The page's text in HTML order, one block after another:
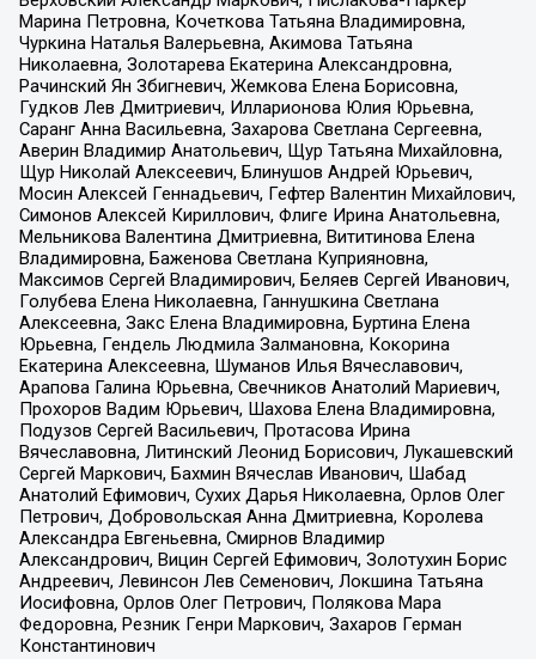
Марина Петровна, Кочеткова Татьяна Владимировна,
Чуркина Наталья Валерьевна, Акимова Татьяна
Николаевна, Золотарева Екатерина Александровна,
Рачинский Ян Збигневич, Жемкова Елена Борисовна,
Гудков Лев Дмитриевич, Илларионова Юлия Юрьевна,
Саранг Анна Васильевна, Захарова Светлана Сергеевна,
Аверин Владимир Анатольевич, Щур Татьяна Михайловна,
Щур Николай Алексеевич, Блинушов Андрей Юрьевич,
Мосин Алексей Геннадьевич, Гефтер Валентин Михайлович,
Симонов Алексей Кириллович, Флиге Ирина Анатольевна,
Мельникова Валентина Дмитриевна, Вититинова Елена
Владимировна, Баженова Светлана Куприяновна,
Максимов Сергей Владимирович, Беляев Сергей Иванович,
Голубева Елена Николаевна, Ганнушкина Светлана
Алексеевна, Закс Елена Владимировна, Буртина Елена
Юрьевна, Гендель Людмила Залмановна, Кокорина
Екатерина Алексеевна, Шуманов Илья Вячеславович,
Арапова Галина Юрьевна, Свечников Анатолий Мариевич,
Прохоров Вадим Юрьевич, Шахова Елена Владимировна,
Подузов Сергей Васильевич, Протасова Ирина
Вячеславовна, Литинский Леонид Борисович, Лукашевский
Сергей Маркович, Бахмин Вячеслав Иванович, Шабад
Анатолий Ефимович, Сухих Дарья Николаевна, Орлов Олег
Петрович, Добровольская Анна Дмитриевна, Королева
Александра Евгеньевна, Смирнов Владимир
Александрович, Вицин Сергей Ефимович, Золотухин Борис
Андреевич, Левинсон Лев Семенович, Локшина Татьяна
Иосифовна, Орлов Олег Петрович, Полякова Мара
Федоровна, Резник Генри Маркович, Захаров Герман
Константинович